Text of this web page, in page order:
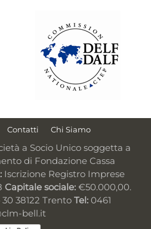
Contatti Chi Siamo
a Socio Unico soggetta a
di Fondazione Cassa
Iscrizione Registro Imprese
Capitale sociale: €50.000,00.
38122 Trento Tel: 0461
bell.it